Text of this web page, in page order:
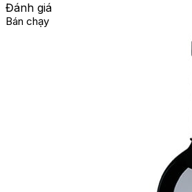
Đánh giá
Bán chạy